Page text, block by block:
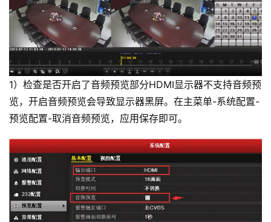
1）检查是否开启了音频预览部分HDMI显示器不支持音频预
览，开启音频预览会导致显示器黑屏。在主菜单-系统配置-
预览配置-取消音频预览，应用保存即可。